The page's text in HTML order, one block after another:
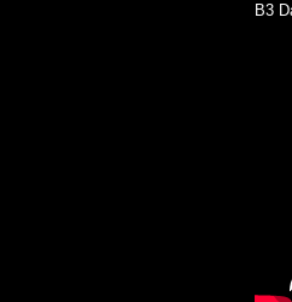
B3